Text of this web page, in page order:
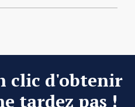
clic d'obtenir
tardez pas !